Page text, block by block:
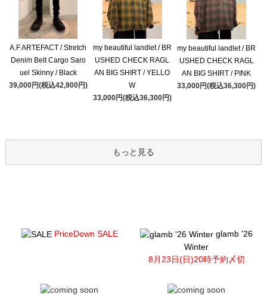
A.F ARTEFACT / Stretch
Denim Belt Cargo Saro
uel Skinny / Black
39,000円(税込42,900円)
my beautiful landlet / BR
USHED CHECK RAGL
AN BIG SHIRT / YELLO
W
33,000円(税込36,300円)
my beautiful landlet / BR
USHED CHECK RAGL
AN BIG SHIRT / PINK
33,000円(税込36,300円)
もっと見る
PriceDown SALE
glamb '26
Winter
8月23日(日)20時予約〆切